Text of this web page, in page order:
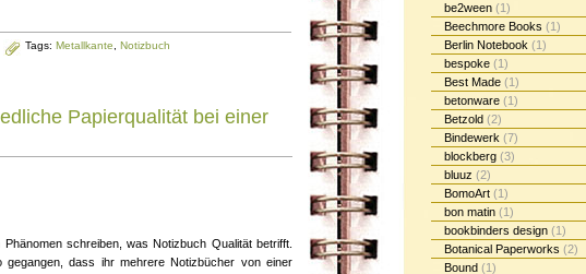
Tags: Metallkante Notizbuch
Papierqualität bei einer
schreiben, was Notizbuch Qualität betrifft.
dass ihr mehrere Notizbücher von einer
be2ween (1)
Beechmore Books (1)
Berlin Notebook (1)
bespoke (1)
Best Made (1)
betonware (1)
Betzold (2)
Bindewerk (7)
blockberg (3)
bluuz (2)
BomoArt (1)
bon matin (1)
bookbinders design (1)
Botanical Paperworks (2)
Bound (1)